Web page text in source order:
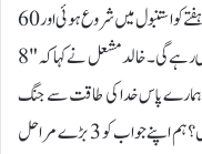
ایک آن لائن ویڈیو لنک سے خطاب میں کیا۔ یہ کانفرنس ہفتے کو استنبول میں شروع ہوئی اور 60
ممالک کے نمائندوں کی شرکت کے ساتھ اتوار تک جاری رہے گی۔خالد مشعل نے کہا کہ "8
ہمارے پاس خدا کی طاقت سے جنگ
جاری رکھنے کی صلاحیت اور روح ہے۔ ہم انہیں کیا بتائیں؟ ہم اپنے جواب کو 3 بڑے مراحل